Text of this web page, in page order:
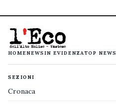
HOMENEWS IN EVIDENZATOP NEWS
SEZIONI
Cronaca